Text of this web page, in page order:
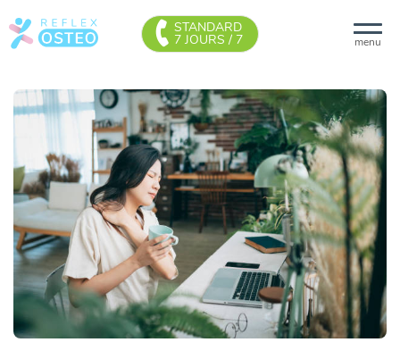
menu
STANDARD
7 JOURS / 7